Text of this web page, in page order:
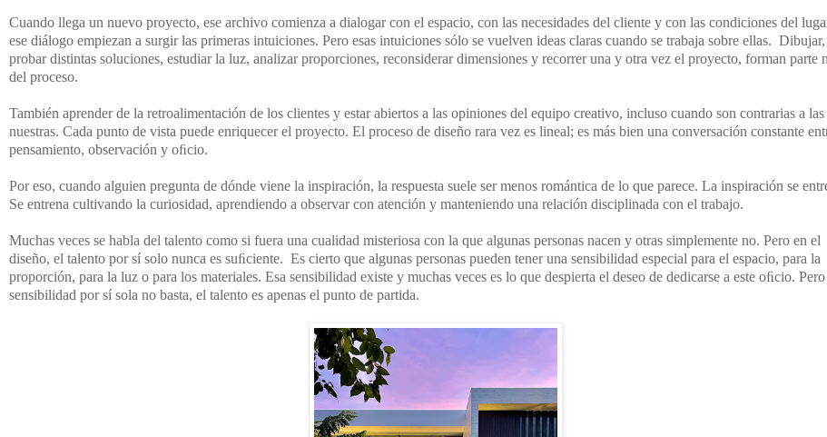
Cuando llega un nuevo proyecto, ese archivo comienza a dialogar con el espacio, con las necesidades del cliente y con las condiciones del
ese diálogo empiezan a surgir las primeras intuiciones. Pero esas intuiciones sólo se vuelven ideas claras cuando se trabaja sobre ellas. Dibujar,
probar distintas soluciones, estudiar la luz, analizar proporciones, reconsiderar dimensiones y recorrer una y otra vez el proyecto, forman parte
del proceso.
También aprender de la retroalimentación de los clientes y estar abiertos a las opiniones del equipo creativo, incluso cuando son contrarias a las
nuestras. Cada punto de vista puede enriquecer el proyecto. El proceso de diseño rara vez es lineal; es más bien una conversación constante
pensamiento, observación y oﬁcio.
Por eso, cuando alguien pregunta de dónde viene la inspiración, la respuesta suele ser menos romántica de lo que parece. La inspiración se
Se entrena cultivando la curiosidad, aprendiendo a observar con atención y manteniendo una relación disciplinada con el trabajo.
Muchas veces se habla del talento como si fuera una cualidad misteriosa con la que algunas personas nacen y otras simplemente no. Pero en el
diseño, el talento por sí solo nunca es suﬁciente. Es cierto que algunas personas pueden tener una sensibilidad especial para el espacio, para la
proporción, para la luz o para los materiales. Esa sensibilidad existe y muchas veces es lo que despierta el deseo de dedicarse a este oﬁcio.
sensibilidad por sí sola no basta, el talento es apenas el punto de partida.